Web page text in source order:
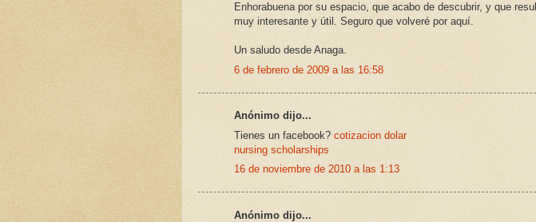
Enhorabuena por su espacio, que acabo de descubrir, y que
muy interesante y útil. Seguro que volveré por aquí.
Un saludo desde Anaga.
6 de febrero de 2009 a las 16:58
Anónimo dijo...
Tienes un facebook? cotizacion dolar
nursing scholarships
16 de noviembre de 2010 a las 1:13
Anónimo dijo...